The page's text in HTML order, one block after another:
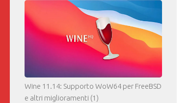
Wine 11.14: Supporto WoW64 per FreeBSD
e altri miglioramenti (1)